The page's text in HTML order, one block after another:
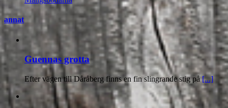
annat
Guennas grotta
Efter vägen till Dåråberg finns en fin slingrande stig på[...]